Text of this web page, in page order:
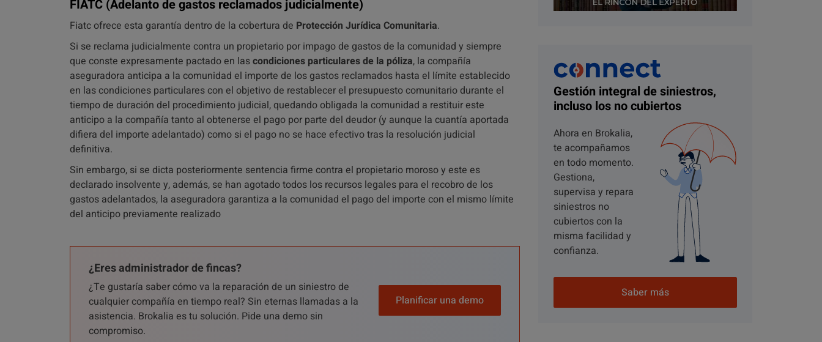
FIATC (Adelanto de gastos reclamados judicialmente)
Fiatc ofrece esta garantía dentro de la cobertura de Protección Jurídica Comunitaria.
Si se reclama judicialmente contra un propietario por impago de gastos de la comunidad y siempre
que conste expresamente pactado en lascondiciones particulares de la póliza, la compañía
aseguradora anticipa a la comunidad el importe de los gastos reclamados hasta el límite establecido
en las condiciones particulares con el objetivo de restablecer el presupuesto comunitario durante el
tiempo de duración del procedimiento judicial, quedando obligada la comunidad a restituir este
anticipo a la compañía tanto al obtenerse el pago por parte del deudor (y aunque la cuantía aportada
difiera del importe adelantado) como si el pago no se hace efectivo tras la resolución judicial
definitiva.
Sin embargo, si se dicta posteriormente sentencia firme contra el propietario moroso y este es
declarado insolvente y, además, se han agotado todos los recursos legales para el recobro de los
gastos adelantados, la aseguradora garantiza a la comunidad el pago del importe con el mismo límite
del anticipo previamente realizado
¿Eres administrador de fincas?
¿Te gustaría saber cómo va la reparación de un siniestro de
cualquier compañía en tiempo real? Sin eternas llamadas a la
asistencia. Brokalia es tu solución. Pide una demo sin
compromiso.
Planificar una demo
Gestión integral de siniestros,
incluso los no cubiertos
Ahora en Brokalia,
te acompañamos
en todo momento.
Gestiona,
supervisa y repara
siniestros no
cubiertos con la
misma facilidad y
confianza.
Saber más